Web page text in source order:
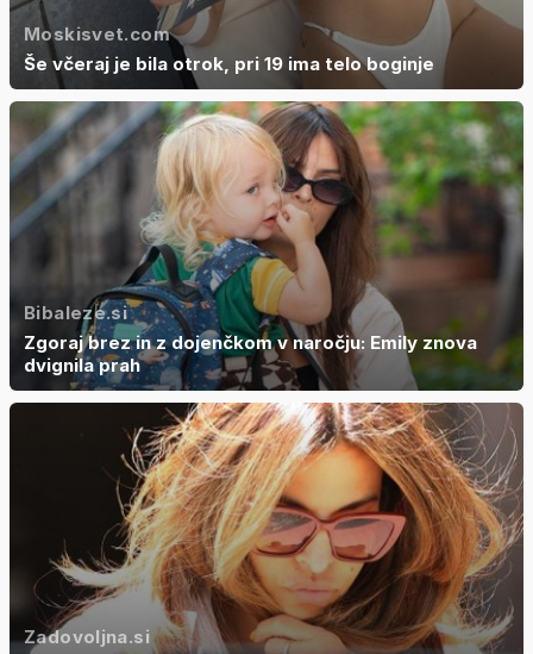
Moskisvet.com
Še včeraj je bila otrok, pri 19 ima telo boginje
Bibaleze.si
Zgoraj brez in z dojenčkom v naročju: Emily znova
dvignila prah
Zadovoljna.si